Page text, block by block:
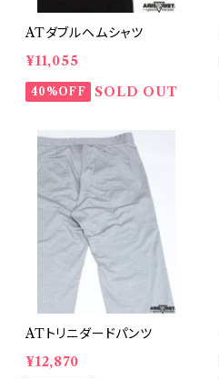
ATダブルヘムシャツ
¥11,055
40%OFF SOLD OUT
ATトリニダードパンツ
¥12,870